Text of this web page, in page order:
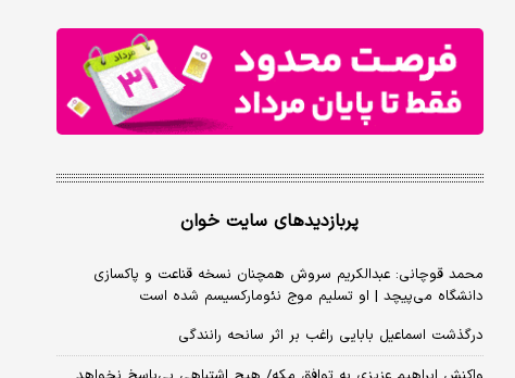
پربازدیدهای سایت خوان
محمد قوچانی: عبدالکریم سروش همچنان نسخه قناعت و پاکسازی
دانشگاه می‌پیچد | او تسلیم موج نئومارکسیسم شده است
درگذشت اسماعیل بابایی راغب بر اثر سانحه رانندگی